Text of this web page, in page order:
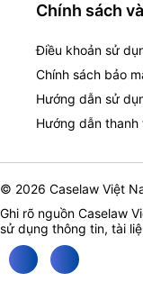
Chính sách
Điều khoản sử
Chính sách bảo
Hướng dẫn sử
Hướng dẫn thanh
© 2026 Caselaw Việt
Ghi rõ nguồn Caselaw
sử dụng thông tin, tài